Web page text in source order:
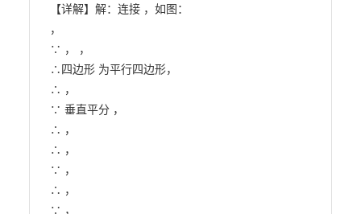
【详解】解：连接 ，如图：
，
∵ ， ，
∴四边形 为平行四边形，
∴ ，
∵ 垂直平分 ，
∴ ，
∴ ，
∵ ，
∴ ，
∵ ，